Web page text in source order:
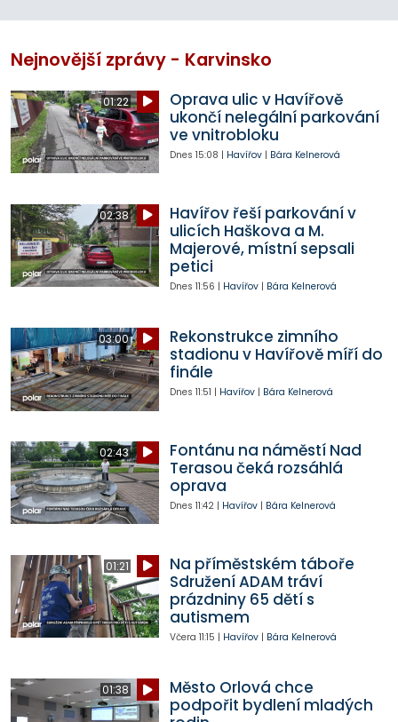
Nejnovější zprávy - Karvinsko
01:22
Oprava ulic v Havířově
ukončí nelegální parkování
ve vnitrobloku
Dnes 15:08 | Havířov| Bára Kelnerová
02:38
Havířov řeší parkování v
ulicích Haškova a M.
Majerové, místní sepsali
petici
Dnes 11:56 | Havířov| Bára Kelnerová
03:00
Rekonstrukce zimního
stadionu v Havířově míří do
finále
Dnes 11:51 | Havířov| Bára Kelnerová
02:43
Fontánu na náměstí Nad
Terasou čeká rozsáhlá
oprava
Dnes 11:42| Havířov| Bára Kelnerová
01:21
Na příměstském táboře
Sdružení ADAM tráví
prázdniny 65 dětí s
autismem
Včera 11:15 | Havířov| Bára Kelnerová
01:38
Město Orlová chce
podpořit bydlení mladých